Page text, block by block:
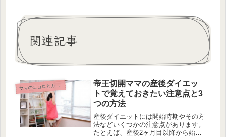
関連記事
マ
マのココロとカラダ
帝王切開ママの産後ダイエッ
トで覚えておきたい注意点と3
つの方法
産後ダイエットには開始時期やその方
法などいくつかの注意点があります。
たとえば、産後2ヶ月目以降から始め